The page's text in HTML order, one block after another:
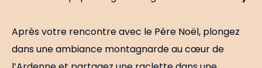
Après votre rencontre avec le Père Noël, plongez
dans une ambiance montagnarde au cœur de